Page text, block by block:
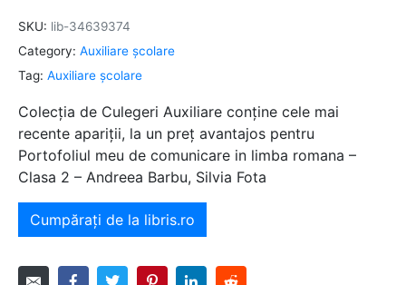
SKU: lib-34639374
Category: Auxiliare şcolare
Tag: Auxiliare şcolare
Colecția de Culegeri Auxiliare conține cele mai
recente apariții, la un preț avantajos pentru
Portofoliul meu de comunicare in limba romana –
Clasa 2 – Andreea Barbu, Silvia Fota
Cumpărați de la libris.ro